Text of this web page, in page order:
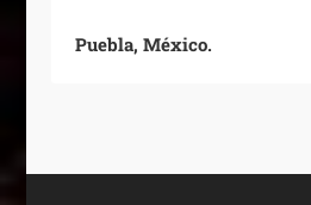
Puebla, México.